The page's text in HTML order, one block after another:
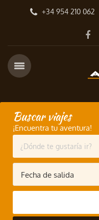
+34 954 210 062
Buscar viajes
¡Encuentra tu aventura!